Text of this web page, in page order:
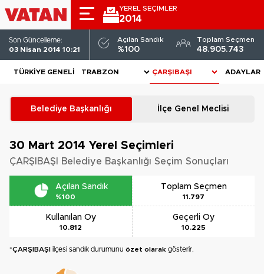
YEREL SEÇİMLER
2014
Son Güncelleme:
03 Nisan 2014 10:21
Açılan Sandık
%100
Toplam Seçmen
48.905.743
TÜRKIYE GENELI ADAYLAR
Belediye Başkanlığı İlçe Genel Meclisi
30 Mart 2014 Yerel Seçimleri
ÇARŞIBAŞI Belediye Başkanlığı Seçim Sonuçları
Açılan Sandık
%100
Toplam Seçmen
11.797
Kullanılan Oy
10.812
Geçerli Oy
10.225
*ÇARŞIBAŞI ilçesi sandık durumunu özet olarak gösterir.